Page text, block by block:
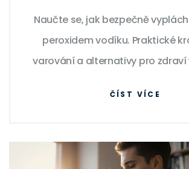
Naučte se, jak bezpečně
peroxidem vodíku. Praktické
varování a alternativy pro zdraví
ČÍST VÍCE